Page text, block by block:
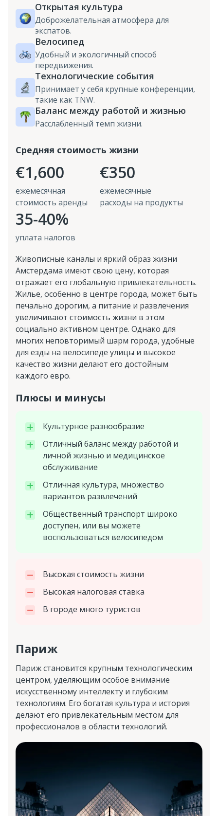
Открытая культура
Доброжелательная атмосфера для
экспатов.
Велосипед
Удобный и экологичный способ
передвижения.
Технологические события
Принимает у себя крупные конференции,
такие как TNW.
Баланс между работой и жизнью
Расслабленный темп жизни.
Средняя стоимость жизни
€1,600
ежемесячная
стоимость аренды
€350
ежемесячные
расходы на продукты
35-40%
уплата налогов
Живописные каналы и яркий образ жизни
Амстердама имеют свою цену, которая
отражает его глобальную привлекательность.
Жилье, особенно в центре города, может быть
печально дорогим, а питание и развлечения
увеличивают стоимость жизни в этом
социально активном центре. Однако для
многих неповторимый шарм города, удобные
для езды на велосипеде улицы и высокое
качество жизни делают его достойным
каждого евро.
Плюсы и минусы
Культурное разнообразие
Отличный баланс между работой и
личной жизнью и медицинское
обслуживание
Отличная культура, множество
вариантов развлечений
Общественный транспорт широко
доступен, или вы можете
воспользоваться велосипедом
Высокая стоимость жизни
Высокая налоговая ставка
В городе много туристов
Париж
Париж становится крупным технологическим
центром, уделяющим особое внимание
искусственному интеллекту и глубоким
технологиям. Его богатая культура и история
делают его привлекательным местом для
профессионалов в области технологий.